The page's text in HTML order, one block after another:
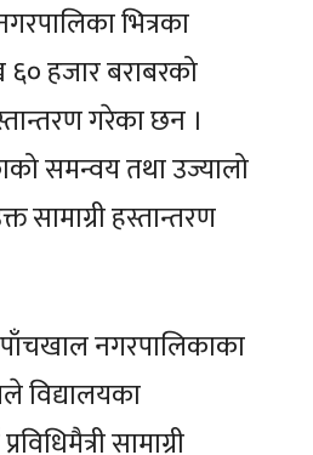
भित्रका
हजार बराबरको
गरेका छन ।
समन्वय तथा उज्यालो
सामाग्री हस्तान्तरण
नगरपालिकाका
विद्यालयका
सामाग्री